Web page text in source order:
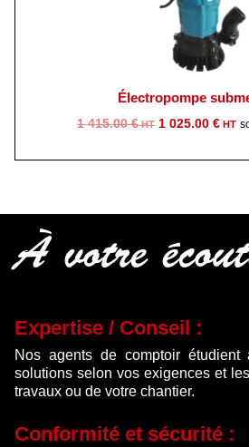
Électropompe
1 415.00€
Le
1 025.00 €
Le
À votre
Expertise / Conseil :
Nos agents de comptoir
solutions selon vos exigences et
travaux ou de votre chantier.
Conformité et sécurité :